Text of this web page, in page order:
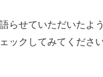
らせていただいたよ
ックしてみてください